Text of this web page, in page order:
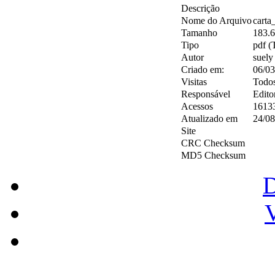
Descrição
Nome do Arquivo
Tamanho
Tipo
pdf
Autor
suely
Criado em:
06/
Visitas
Responsável
Acessos
Atualizado em
24/
Site
CRC Checksum
MD5 Checksum